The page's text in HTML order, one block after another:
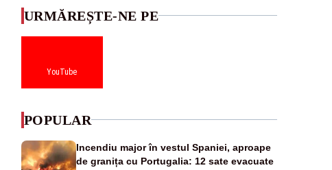
URMĂREȘTE-NE PE
YouTube
POPULAR
Incendiu major în vestul Spaniei, aproape
de granița cu Portugalia: 12 sate evacuate